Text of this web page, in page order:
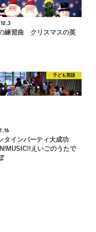
練習曲 クリスマスの英
子ども英語
タインパーティ大成功
えいごのうたで